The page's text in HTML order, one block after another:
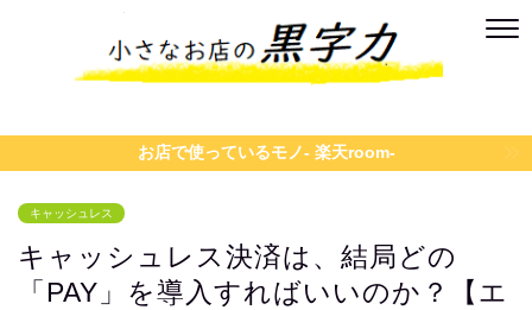
お店で使っているモノ- 楽天room-
キャッシュレス
キャッシュレス決済は、結局どの
「PAY」を導入すればいいのか？【エ